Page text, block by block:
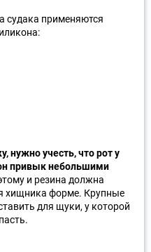
судака применяются
нужно учесть, что рот у
привык небольшими
и резина должна
хищника форме. Крупные
для щуки, у которой